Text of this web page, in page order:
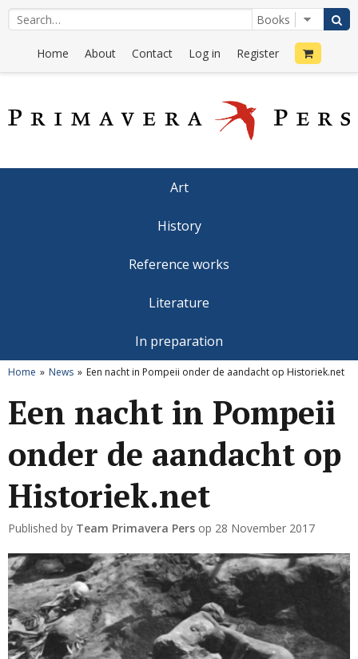
Home About Contact Log in Register
Art
History
Reference works
Literature
In preparation
Home News Een nacht in Pompeii onder de aandacht op Historiek.net
Een nacht in Pompeii
onder de aandacht op
Historiek.net
Published by Team Primavera Pers op 28 November 2017